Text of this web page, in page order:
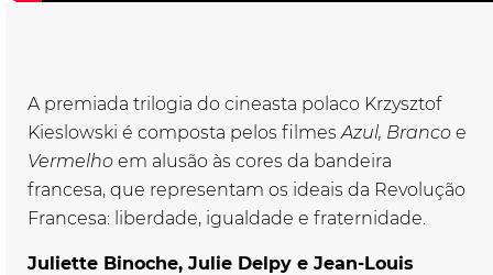
A premiada trilogia do cineasta polaco Krzysztof
Kieslowski é composta pelos filmesAzul, Branco e
Vermelho em alusão às cores da bandeira
francesa, que representam os ideais da Revolução
Francesa: liberdade, igualdade e fraternidade.
Juliette Binoche, Julie Delpy e Jean-Louis